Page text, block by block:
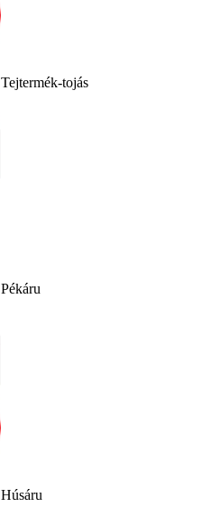
Tejtermék-tojás
Pékáru
Húsáru